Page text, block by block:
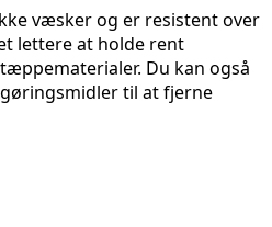
væsker og er resistent over
lettere at holde rent
Du kan også
til at fjerne